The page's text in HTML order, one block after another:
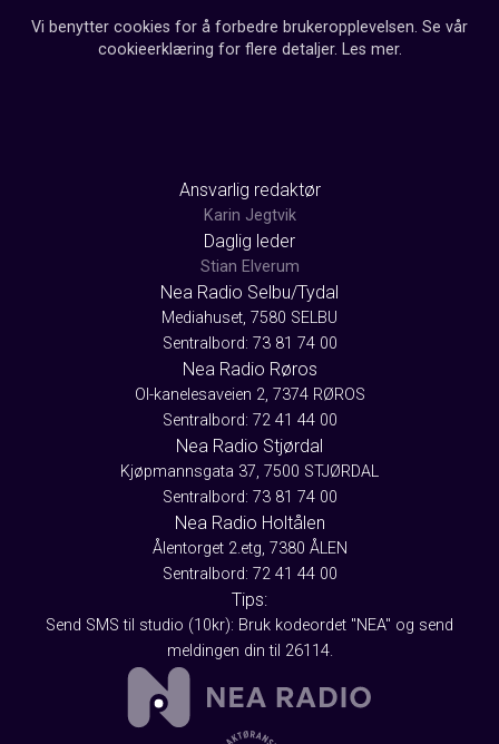
Vi benytter cookies for å forbedre brukeropplevelsen. Se vår
cookieerklæring for flere detaljer. Les mer.
Ansvarlig redaktør
Karin Jegtvik
Daglig leder
Stian Elverum
Nea Radio Selbu/Tydal
Mediahuset, 7580 SELBU
Sentralbord: 73 81 74 00
Nea Radio Røros
Ol-kanelesaveien 2, 7374 RØROS
Sentralbord: 72 41 44 00
Nea Radio Stjørdal
Kjøpmannsgata 37, 7500 STJØRDAL
Sentralbord: 73 81 74 00
Nea Radio Holtålen
Ålentorget 2.etg, 7380 ÅLEN
Sentralbord: 72 41 44 00
Tips:
Send SMS til studio (10kr): Bruk kodeordet "NEA" og send
meldingen din til 26114.